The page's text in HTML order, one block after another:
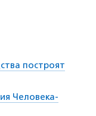
построят
Человека-